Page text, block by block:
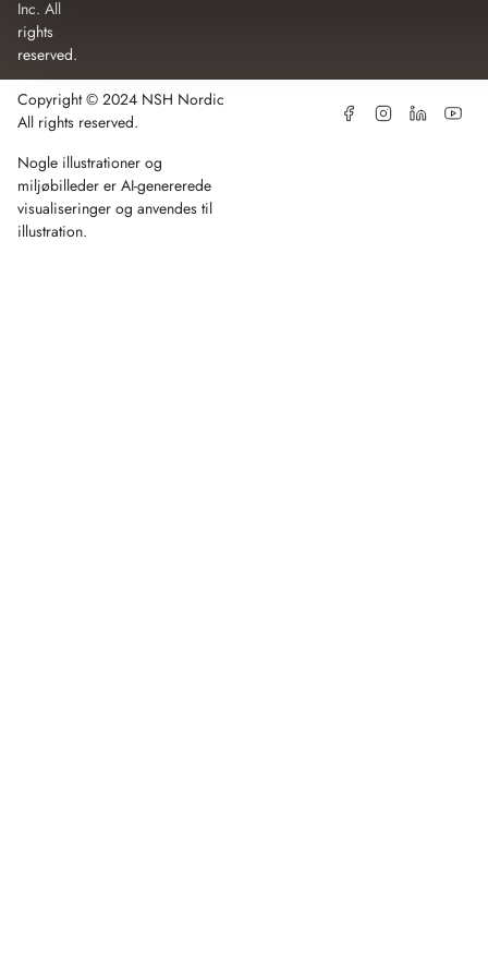
Inc. All
rights
reserved.
Copyright © 2024 NSH Nordic
All rights reserved.
FacebookInstagramLinkedin
Nogle illustrationer og
miljøbilleder er AI-genererede
visualiseringer og anvendes til
illustration.